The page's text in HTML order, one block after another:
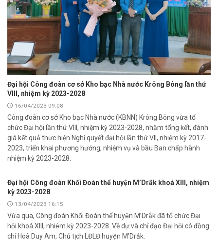
Đại hội Công đoàn cơ sở Kho bạc Nhà nước Krông Bông lần thứ
VIII, nhiệm kỳ 2023-2028
16/04/2023 09:08
Công đoàn cơ sở Kho bạc Nhà nước (KBNN) Krông Bông vừa tổ
chức Đại hội lần thứ VIII, nhiệm kỳ 2023-2028, nhằm tổng kết, đánh
giá kết quả thực hiện Nghị quyết đại hội lần thứ VII, nhiệm kỳ 2017-
2023, triển khai phương hướng, nhiệm vụ và bầu Ban chấp hành
nhiệm kỳ 2023-2028.
Đại hội Công đoàn Khối Đoàn thể huyện M’Drắk khoá XIII, nhiệm
kỳ 2023-2028
13/04/2023 16:15
Vừa qua, Công đoàn Khối Đoàn thể huyện M’Drắk đã tổ chức Đại
hội khoá XIII, nhiệm kỳ 2023-2028. Về dự và chỉ đạo Đại hội có đồng
chí Hoà Duy Am, Chủ tịch LĐLĐ huyện M’Drắk.